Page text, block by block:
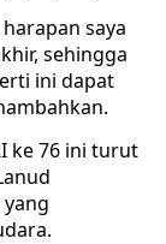
saya
sehingga
ini dapat
ke 76 ini turut